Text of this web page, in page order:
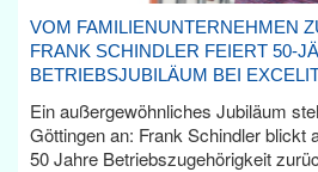
VOM FAMILIENUNTERNEHMEN
FRANK SCHINDLER FEIERT 50-
BETRIEBSJUBILÄUM BEI
Ein außergewöhnliches Jubiläum
Göttingen an: Frank Schindler blickt
50 Jahre Betriebszugehörigkeit